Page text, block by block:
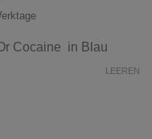
Cocaine in Blau
LEEREN